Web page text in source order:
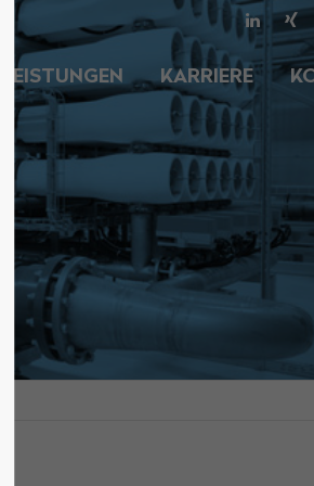
About us
Lorem ipsum dolor sit amet,
consectetuer adipiscing
Aenean commodo ligula
Aenean massa. Cum
penatibus et magnis dis
montes, nascetur ridiculus
LEISTUNGEN KARRIERE